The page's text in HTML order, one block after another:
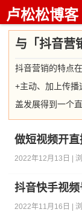
卢松松博客
与「抖音营
抖音营销的特点
+主动、加上传
盖发展得到一个
做短视频开直
2022年12月13日 |
抖音快手视
2022年11月16日 |